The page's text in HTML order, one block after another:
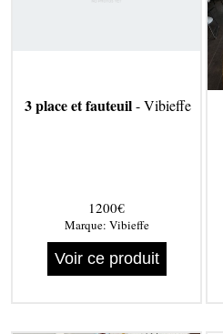
3 place et fauteuil- Vibieffe
1200€
Marque: Vibieffe
Voir ce produit